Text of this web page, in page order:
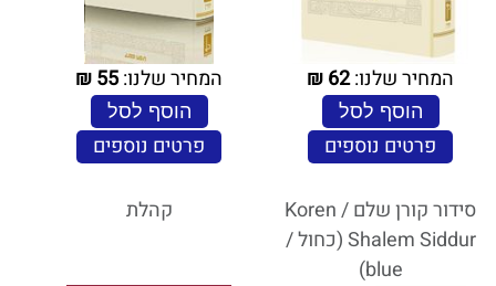
המחיר שלנו:62
₪
הוסף לסל
פרטים נוספים
המחיר שלנו:55
₪
הוסף לסל
פרטים נוספים
סידור קורן שלם / Koren
Shalem Siddur (כחול /
blue)
קהלת